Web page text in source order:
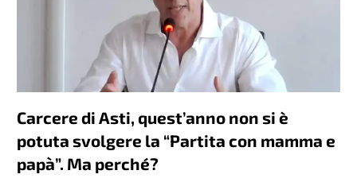
Carcere di Asti, quest’anno non si è
potuta svolgere la “Partita con mamma e
papà”. Ma perché?